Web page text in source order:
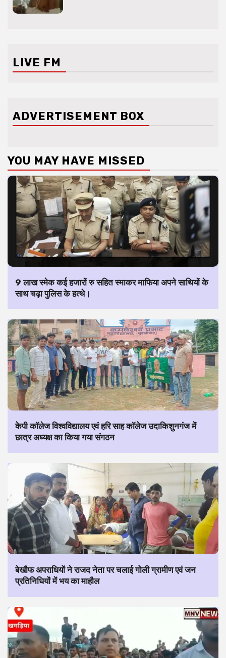
LIVE FM
ADVERTISEMENT BOX
YOU MAY HAVE MISSED
9 लाख स्मेक कई हजारों रु सहित स्माकर माफिया अपने साथियों के
साथ चढ़ा पुलिस के हत्थे।
केपी कॉलेज विश्वविद्यालय एवं हरि साह कॉलेज उदाकिशुनगंज में
छात्र अध्यक्ष का किया गया संगठन
बेखौफ अपराधियों ने राजद नेता पर चलाई गोली ग्रामीण एवं जन
प्रतिनिधियों में भय का माहौल